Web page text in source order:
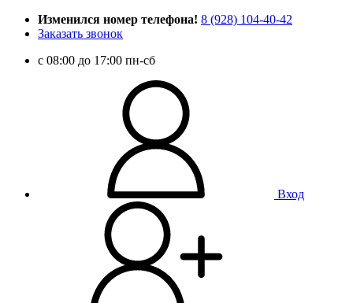
Изменился номер телефона! 8 (928) 104-40-42
Заказать звонок
c 08:00 до 17:00 пн-сб
Вход